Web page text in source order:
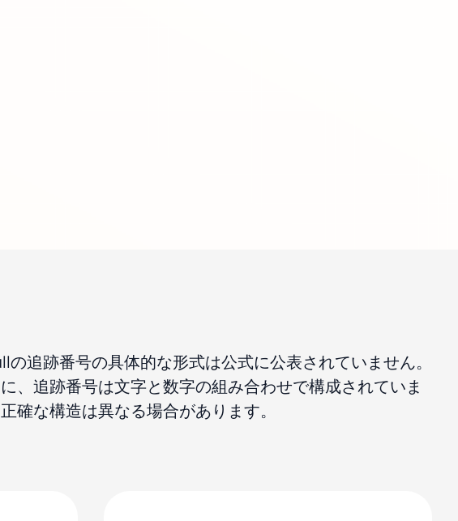
の追跡番号の具体的な形式は公式に公表されていません。
、追跡番号は文字と数字の組み合わせで構成されていま
確な構造は異なる場合があります。